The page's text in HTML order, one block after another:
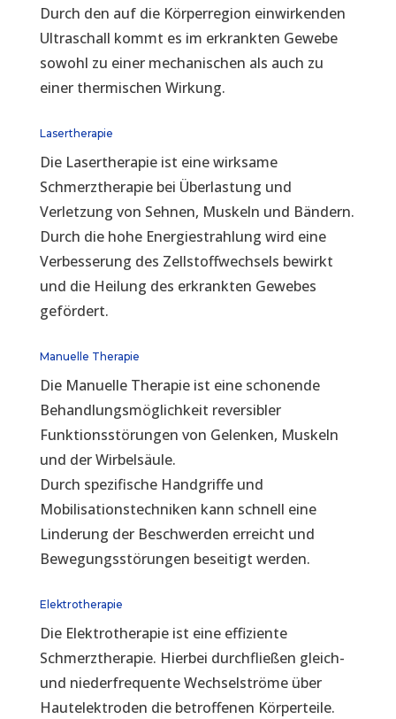
Durch den auf die Körperregion einwirkenden
Ultraschall kommt es im erkrankten Gewebe
sowohl zu einer mechanischen als auch zu
einer thermischen Wirkung.
Lasertherapie
Die Lasertherapie ist eine wirksame
Schmerztherapie bei Überlastung und
Verletzung von Sehnen, Muskeln und Bändern.
Durch die hohe Energiestrahlung wird eine
Verbesserung des Zellstoffwechsels bewirkt
und die Heilung des erkrankten Gewebes
gefördert.
Manuelle Therapie
Die Manuelle Therapie ist eine schonende
Behandlungsmöglichkeit reversibler
Funktionsstörungen von Gelenken, Muskeln
und der Wirbelsäule.
Durch spezifische Handgriffe und
Mobilisationstechniken kann schnell eine
Linderung der Beschwerden erreicht und
Bewegungsstörungen beseitigt werden.
Elektrotherapie
Die Elektrotherapie ist eine effiziente
Schmerztherapie. Hierbei durchfließen gleich-
und niederfrequente Wechselströme über
Hautelektroden die betroffenen Körperteile.